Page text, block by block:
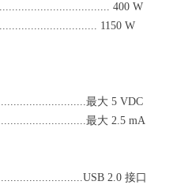
400 W
1150 W
最大 5 VDC
最大 2.5 mA
2.0 接口